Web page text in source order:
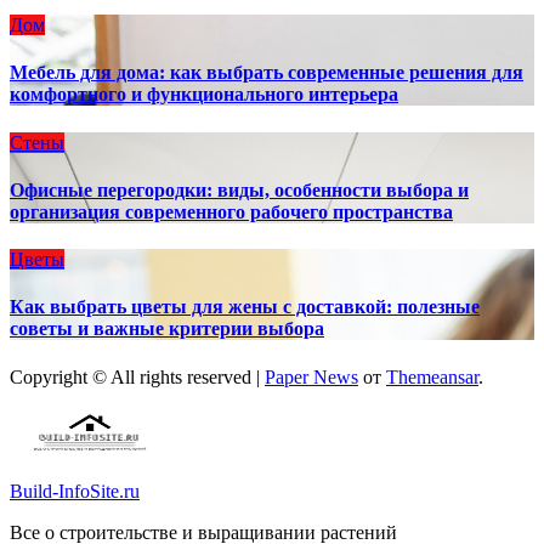
Дом
Мебель для дома: как выбрать современные решения для
комфортного и функционального интерьера
Стены
Офисные перегородки: виды, особенности выбора и
организация современного рабочего пространства
Цветы
Как выбрать цветы для жены с доставкой: полезные
советы и важные критерии выбора
Copyright © All rights reserved | Paper News от Themeansar.
Build-InfoSite.ru
Все о строительстве и выращивании растений